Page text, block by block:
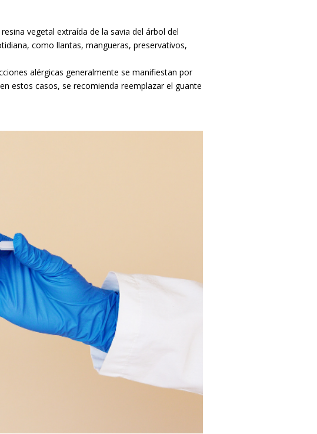
vegetal extraída de la savia del árbol del
como llantas, mangueras, preservativos,
alérgicas generalmente se manifiestan por
estos casos, se recomienda reemplazar el guante